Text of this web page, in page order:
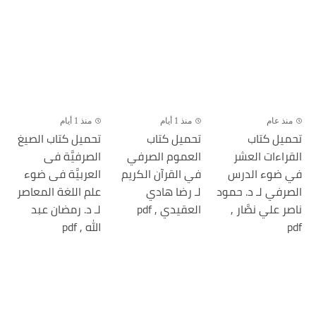
منذ عام
تحميل كتاب
القراءات العشر
في ضوء الدرس
الصرفي لـ د. حمود
ناصر علي نصَّار ,
pdf
منذ 1 أيام
تحميل كتاب
العموم الصرفي
في القرآن الكريم
لـ رضا هادي
العقيدي , pdf
منذ 1 أيام
تحميل كتاب الصيغ
الصرفيَّة فى
العربيَّة فى ضوء
علم اللغة المعاصر
لـ د. رمضان عبد
الله , pdf